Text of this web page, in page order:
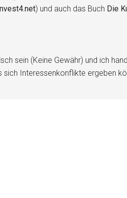
) und auch das Buch Die
sein (Keine Gewähr) und ich
sich Interessenkonflikte ergeben